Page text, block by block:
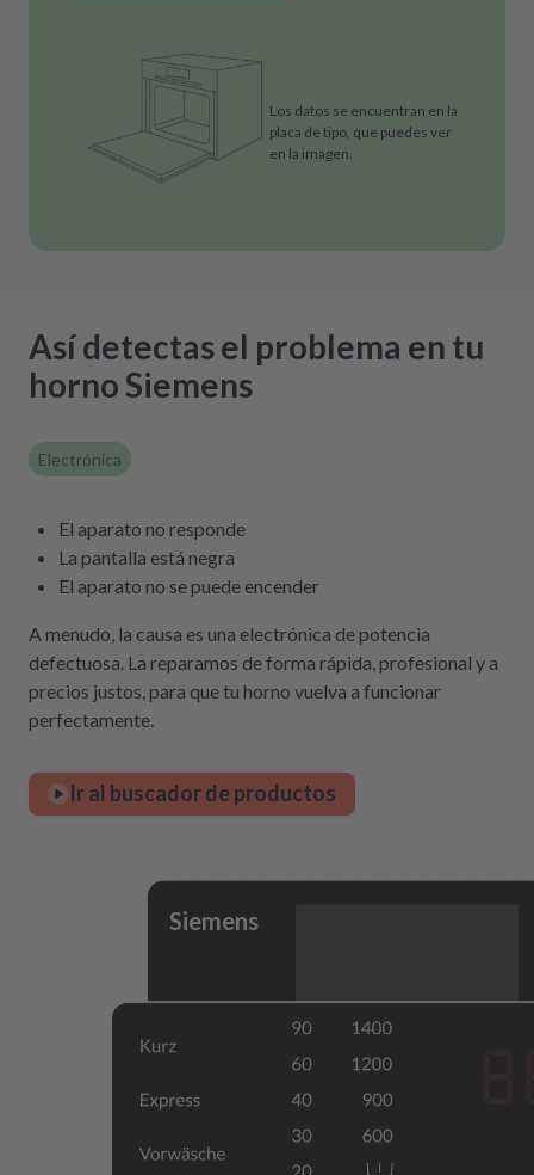
Los datos se encuentran en la
placa de tipo, que puedes ver
en la imagen.
Así detectas el problema en tu
horno Siemens
Electrónica
El aparato no responde
La pantalla está negra
El aparato no se puede encender
A menudo, la causa es una electrónica de potencia
defectuosa. La reparamos de forma rápida, profesional y a
precios justos, para que tu horno vuelva a funcionar
perfectamente.
Ir al buscador de productos
Siemens